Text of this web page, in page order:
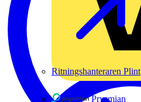
Prysmian
Ritningshanteraren Plint